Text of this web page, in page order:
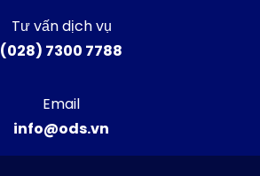
Tư vấn dịch vụ
(028) 7300 7788
Email
info@ods.vn